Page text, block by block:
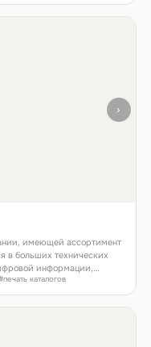
›
имеющей ассортимент
в больших технических
информации,
Конечно, речь
клиенту особенно хочется
(ламинации,
каталогов